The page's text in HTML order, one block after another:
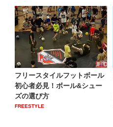
フリースタイルフットボール
初心者必見！ボール&シュー
ズの選び方
FREESTYLE